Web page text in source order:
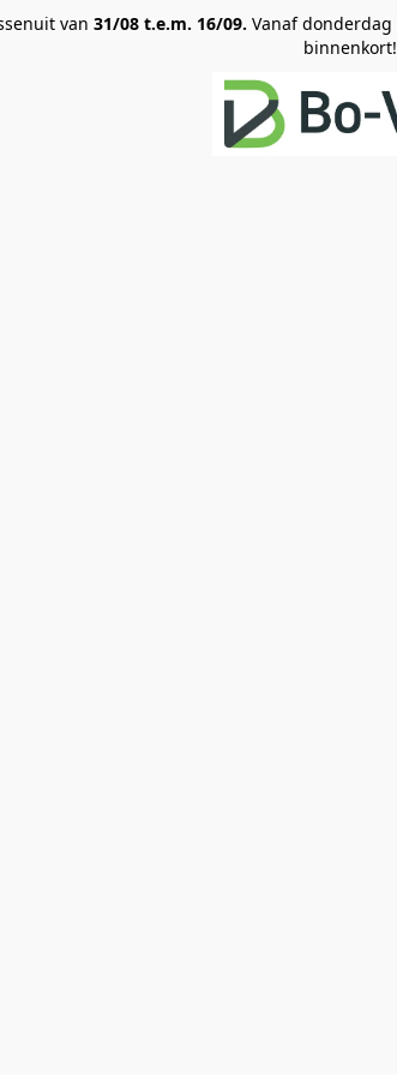
van 31/08 t.e.m. 16/09. Vanaf donderdag
binnenkort!